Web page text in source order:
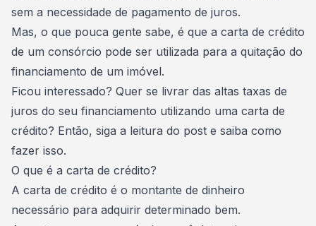
sem a necessidade de pagamento de juros.
Mas, o que pouca gente sabe, é que a carta de crédito
de um consórcio pode ser utilizada para a quitação do
financiamento de um imóvel.
Ficou interessado? Quer se livrar das altas taxas de
juros do seu financiamento utilizando uma carta de
crédito? Então, siga a leitura do post e saiba como
fazer isso.
O que é a carta de crédito?
A carta de crédito é o montante de dinheiro
necessário para adquirir determinado bem.